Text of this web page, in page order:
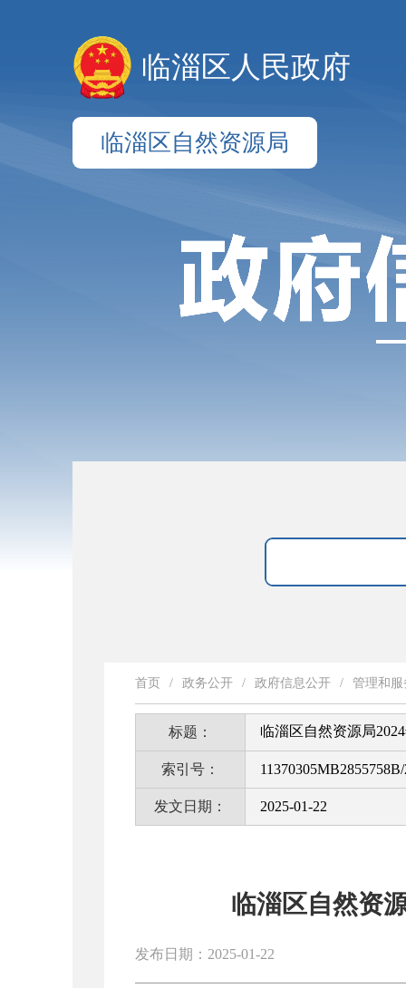
临淄区人民政府
临淄区自然资源局
首页 / 政务公开 / 政府信息公开 / 管理和
标题： 临淄区自然资源局
索引号：
发文日期： 2025-01-22
临淄区自然资
发布日期：2025-01-22